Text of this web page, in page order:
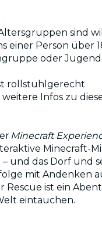
sind
einer Person
oder
rollstuhlgerecht
Infos zu
Minecraft
Minecraft-
und das Dorf und
mit Andenken
Rescue ist ein
eintauchen.